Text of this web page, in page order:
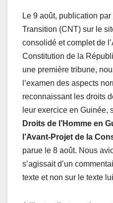
Le 9 août, publication
Transition (CNT) sur le
consolidé et complet de
Constitution de la
une première tribune,
l’examen des aspects
reconnaissant les droits
leur exercice en Guinée,
Droits de l’Homme en
l’Avant-Projet de la
parue le 8 août. Nous
s’agissait d’un
texte et non sur le texte